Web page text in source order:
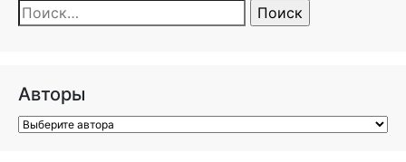
Найти:
Авторы